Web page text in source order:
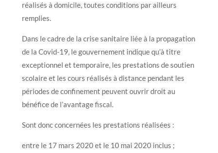
réalisés à domicile, toutes conditions par ailleurs
remplies.
Dans le cadre de la crise sanitaire liée à la propagation
de la Covid-19, le gouvernement indique qu’à titre
exceptionnel et temporaire, les prestations de soutien
scolaire et les cours réalisés à distance pendant les
périodes de confinement peuvent ouvrir droit au
bénéfice de l’avantage fiscal.
Sont donc concernées les prestations réalisées :
entre le 17 mars 2020 et le 10 mai 2020 inclus ;